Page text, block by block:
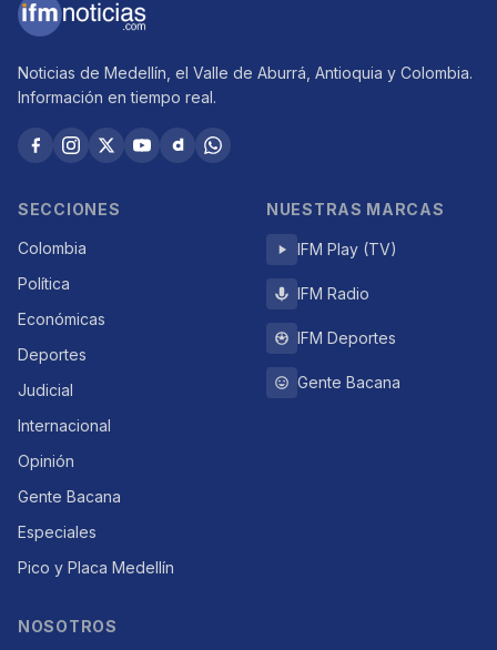
Noticias de Medellín, el Valle de Aburrá, Antioquia y Colombia.
Información en tiempo real.
SECCIONES
Colombia
Política
Económicas
Deportes
Judicial
Internacional
Opinión
Gente Bacana
Especiales
Pico y Placa Medellín
NUESTRAS MARCAS
IFM Play (TV)
IFM Radio
IFM Deportes
Gente Bacana
NOSOTROS